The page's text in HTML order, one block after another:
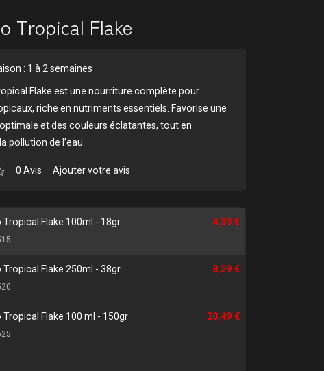
Tropical Flake
: 1 à 2 semaines
Flake est une nourriture complète pour
riche en nutriments essentiels. Favorise une
et des couleurs éclatantes, tout en
pollution de l’eau.
0 Avis Ajouter votre avis
Flake 100ml - 18gr 4,39 €
Flake 250ml - 38gr 8,29 €
Flake 100 ml - 150gr 20,49 €